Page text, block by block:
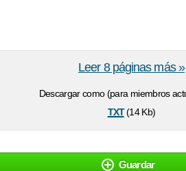
Descargar como (para miembros
txt(14 Kb)
Leer 8 páginas más »
Guardar